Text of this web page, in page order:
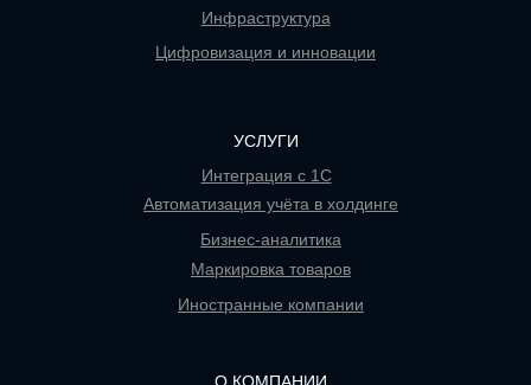
Инфраструктура
Цифровизация и инновации
УСЛУГИ
Интеграция с 1С
Автоматизация учёта в холдинге
Бизнес-аналитика
Маркировка товаров
Иностранные компании